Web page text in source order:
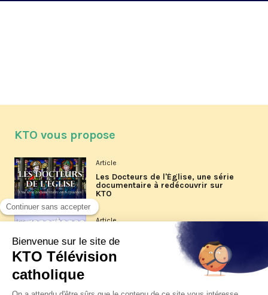
KTO vous propose
Article
Les Docteurs de l'Église, une série
documentaire à redécouvrir sur
KTO
Article
Les reportages d'été 2026 de KTO
La visite pastorale du pape Léon